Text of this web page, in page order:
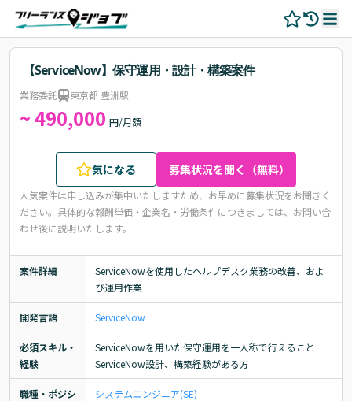
【ServiceNow】保守運用・設計・構築案件
業務委託 東京都 豊洲駅
~ 490,000 円/月額
気になる 募集状況を聞く（無料）
人気案件は申し込みが集中いたしますため、お早めに募集状況をお聞きく
ださい。 具体的な報酬単価・企業名・労働条件につきましては、お問い合
わせ後に説明いたします。
案件詳細
ServiceNowを使用したヘルプデスク業務の改善、およ
び運用作業
開発言語 ServiceNow
必須スキル・
経験
ServiceNowを用いた保守運用を一人称で行えること
ServiceNow設計、構築経験がある方
職種・ポジシ
システムエンジニア(SE)